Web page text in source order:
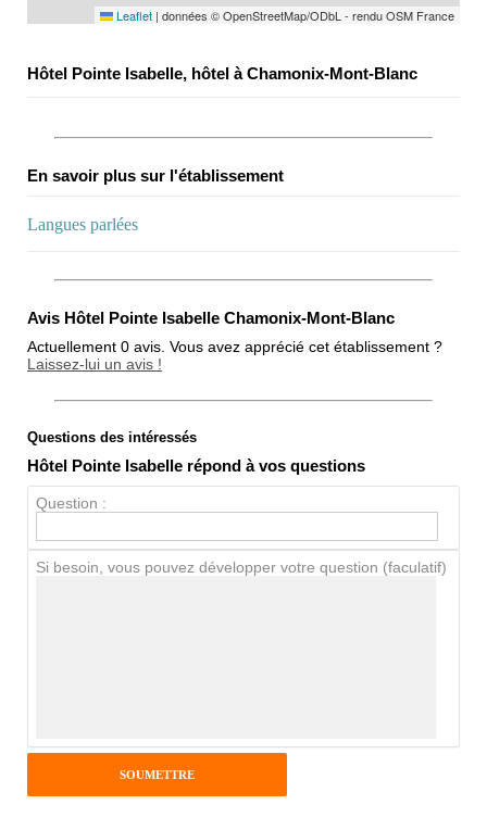
Leaflet | données © OpenStreetMap/ODbL - rendu OSM France
Hôtel Pointe Isabelle, hôtel à Chamonix-Mont-Blanc
En savoir plus sur l'établissement
Langues parlées
Avis Hôtel Pointe Isabelle Chamonix-Mont-Blanc
Actuellement 0 avis. Vous avez apprécié cet établissement ?
Laissez-lui un avis !
Note globale
Questions des intéressés
Hôtel Pointe Isabelle répond à vos questions
Question :
Si besoin, vous pouvez développer votre question (faculatif)